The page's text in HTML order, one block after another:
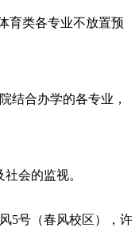
育类各专业不放置预
结合办学的各专业，
会的监视。
5号（春风校区），许